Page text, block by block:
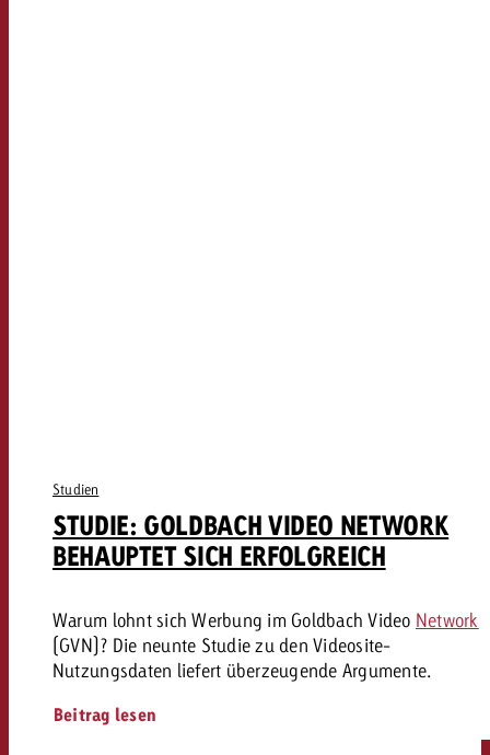
Studien
STUDIE: GOLDBACH VIDEO NETWORK
BEHAUPTET SICH ERFOLGREICH
Warum lohnt sich Werbung im Goldbach Video Network
(GVN)? Die neunte Studie zu den Videosite-
Nutzungsdaten liefert überzeugende Argumente.
Beitrag lesen